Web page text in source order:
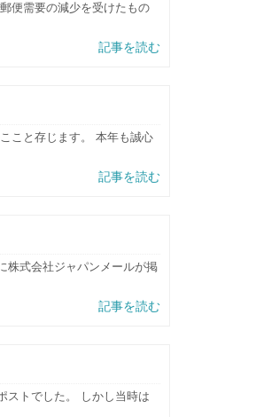
便需要の減少を受けたもの
記事を読む
こと存じます。 本年も誠心
記事を読む
株式会社ジャパンメールが掲
記事を読む
ストでした。 しかし当時は